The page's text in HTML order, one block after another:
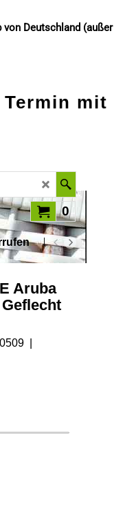
Deutschland (außer
mit
0
Datenschutz
Aruba